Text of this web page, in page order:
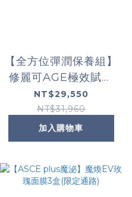
【全方位彈潤保養組】
修麗可AGE極效賦活
緊緻精華+三重原生膠
原彈嫩精華(限定通
路)+超濃度CE緊緻修
護抗氧化精華+AGE普
TIOX超胜肽抗皺極光
精華+AGE普拉斯鏈彈
NT$29,550
NT$31,960
加入購物車